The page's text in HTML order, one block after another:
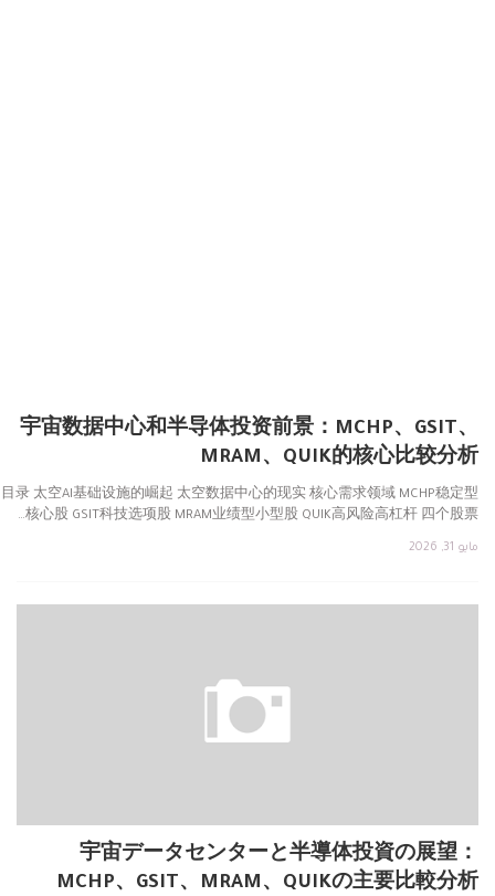
宇宙数据中心和半导体投资前景：MCHP、GSIT、
MRAM、QUIK的核心比较分析
目录 太空AI基础设施的崛起 太空数据中心的现实 核心需求领域 MCHP稳定型
核心股 GSIT科技选项股 MRAM业绩型小型股 QUIK高风险高杠杆 四个股票…
مايو 31, 2026
宇宙データセンターと半導体投資の展望：
MCHP、GSIT、MRAM、QUIKの主要比較分析